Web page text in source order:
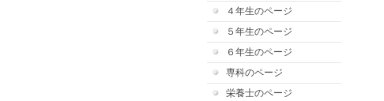
４年生のページ
５年生のページ
６年生のページ
専科のページ
栄養士のページ